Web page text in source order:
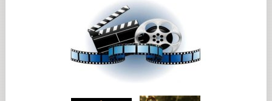
preparación: «Wes me pidió que hojeara la Biblia. Cuando fui a
Roma para pruebas de vestuario, aproveché todas las
oportunidades posibles para investigar todo lo relacionado
con el universo católico: diferentes iglesias, obras de arte...
Hablé de ello con toda la gente que pude».
Los elementos religiosos también nos llevan de nuevo a la
fascinación del Surrealismo con lo sagrado, y a la subversión
de esos elementos. «En parte, eso está inspirado en Buñuel»,
una de las películas de Buñuel; de algún modo, es uno de los